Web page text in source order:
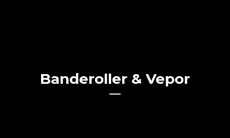
Banderoller & Vepor